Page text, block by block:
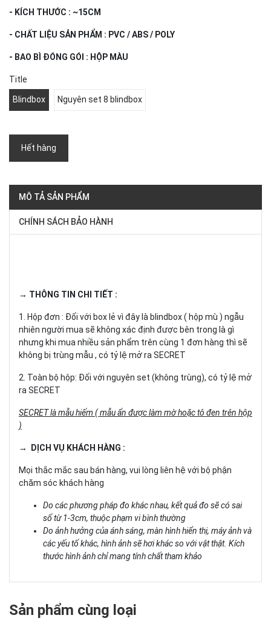
- KÍCH THƯỚC : ~15CM
- CHẤT LIỆU SẢN PHẨM : PVC / ABS / POLY
- BAO BÌ ĐÓNG GÓI : HỘP MÀU
Title
Blindbox Nguyên set 8 blindbox
Hết hàng
MÔ TẢ SẢN PHẨM
CHÍNH SÁCH BẢO HÀNH
→ THÔNG TIN CHI TIẾT :
1. Hộp đơn : Đối với box lẻ vì đây là blindbox ( hộp mù ) ngẫu
nhiên người mua sẽ không xác định được bên trong là gì
nhưng khi mua nhiều sản phẩm trên cùng 1 đơn hàng thì sẽ
không bị trùng mẫu , có tỷ lệ mở ra SECRET
2. Toàn bộ hộp: Đối với nguyên set (không trùng), có tỷ lệ mở
ra SECRET
SECRET là mẫu hiếm ( mẫu ẩn được làm mờ hoặc tô đen trên hộp
)
→ DỊCH VỤ KHÁCH HÀNG :
Mọi thắc mắc sau bán hàng, vui lòng liên hệ với bộ phận
chăm sóc khách hàng
Do các phương pháp đo khác nhau, kết quả đo sẽ có sai
số từ 1-3cm, thuộc phạm vi bình thường
Do ảnh hưởng của ánh sáng, màn hình hiển thị, máy ảnh và
các yếu tố khác, hình ảnh sẽ hơi khác so với vật thật. Kích
thước hình ảnh chỉ mang tính chất tham khảo
Sản phẩm cùng loại